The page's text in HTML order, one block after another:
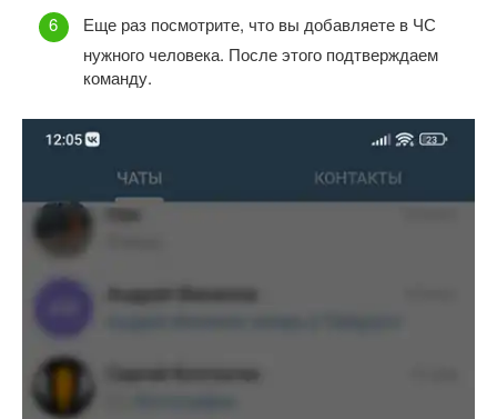
Еще раз посмотрите, что вы добавляете в ЧС
нужного человека. После этого подтверждаем
команду.